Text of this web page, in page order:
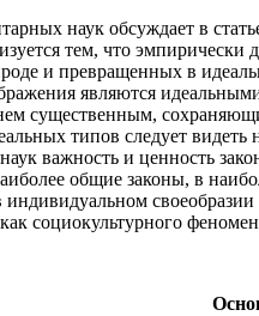
наук обсуждает в
тем, что
и превращенных в
являются
нем существенным,
типов следует
важность и ценность
общие законы, в
индивидуальном
социокультурного